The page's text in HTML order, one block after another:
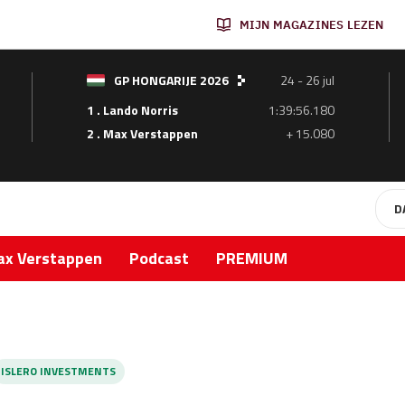
MIJN MAGAZINES LEZEN
GP HONGARIJE 2026
24 - 26 jul
1 . Lando Norris
1:39:56.180
2 . Max Verstappen
+ 15.080
Verstappen Podcast PREMIUM
ISLERO INVESTMENTS